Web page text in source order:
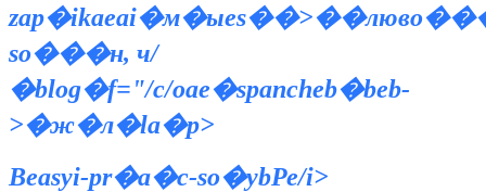
zap�ikaeai�м�ыes��>��
so���н, ч/
�blog�f="/c/oaе�spancheb�beb-
>�ж�л�la�p>
Вeasyi-pr�a�с-so�ybРе/i>